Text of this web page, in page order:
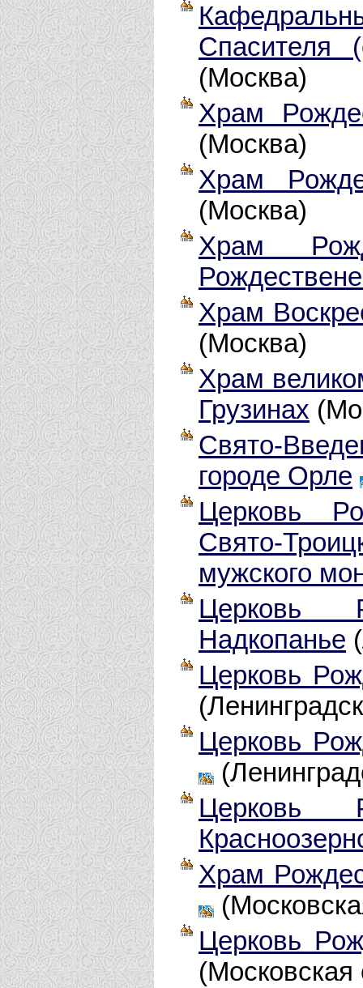
Спасителя
(Москва)
Храм
(Москва)
Храм
(Москва)
Храм
Храм
(Москва)
Храм
Грузинах
Свято-
городе Орле
Церковь
Свято-
мужского
Церковь
Надкопанье
Церковь
Церковь
Церковь
Храм
Церковь
(Московская